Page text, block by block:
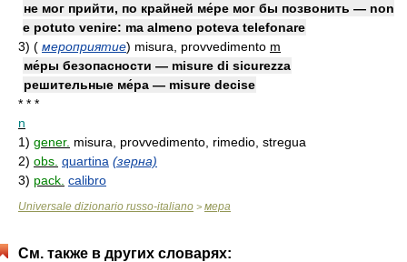
не мог прийти, по крайней ме́ре мог бы позвонить — non
e potuto venire: ma almeno poteva telefonare
3) ( мероприятие) misura, provvedimento m
ме́ры безопасности — misure di sicurezza
решительные ме́ра — misure decise
* * *
n
1) gener. misura, provvedimento, rimedio, stregua
2) obs. quartina (зерна)
3) pack. calibro
Universale dizionario russo-italiano > мера
См. также в других словарях: